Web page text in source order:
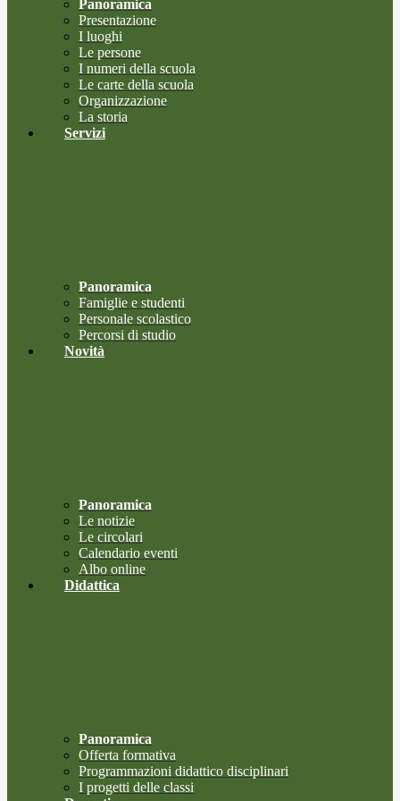
Panoramica
Presentazione
I luoghi
Le persone
I numeri della scuola
Le carte della scuola
Organizzazione
La storia
Servizi
Panoramica
Famiglie e studenti
Personale scolastico
Percorsi di studio
Novità
Panoramica
Le notizie
Le circolari
Calendario eventi
Albo online
Didattica
Panoramica
Offerta formativa
Programmazioni didattico disciplinari
I progetti delle classi